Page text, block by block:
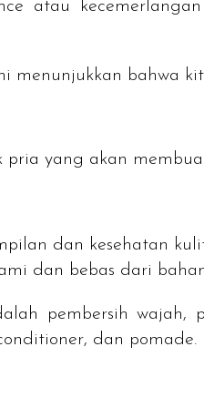
atau
menunjukkan bahwa
yang akan
dan kesehatan
dan bebas dari
pembersih
, dan pomade.